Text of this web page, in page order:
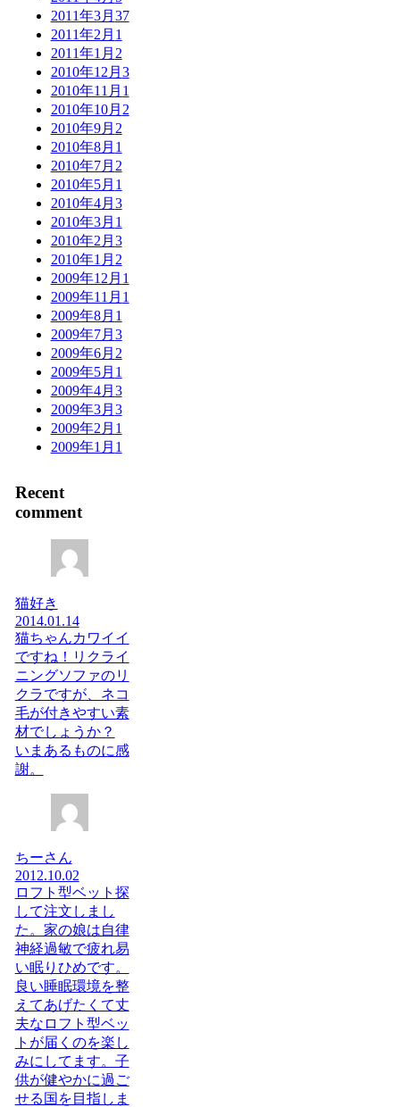
2011年3月 37
2011年2月 1
2011年1月 2
2010年12月 3
2010年11月 1
2010年10月 2
2010年9月 2
2010年8月 1
2010年7月 2
2010年5月 1
2010年4月 3
2010年3月 1
2010年2月 3
2010年1月 2
2009年12月 1
2009年11月 1
2009年8月 1
2009年7月 3
2009年6月 2
2009年5月 1
2009年4月 3
2009年3月 3
2009年2月 1
2009年1月 1
Recent
comment
猫好き
2014.01.14
猫ちゃんカワイイ
ですね！リクライ
ニングソファのリ
クラですが、ネコ
毛が付きやすい素
材でしょうか？
いまあるものに感
謝。
ちーさん
2012.10.02
ロフト型ベット探
して注文しまし
た。家の娘は自律
神経過敏で疲れ易
い眠りひめです。
良い睡眠環境を整
えてあげたくて丈
夫なロフト型ベッ
トが届くのを楽し
みにしてます。子
供が健やかに過ご
せる国を目指しま